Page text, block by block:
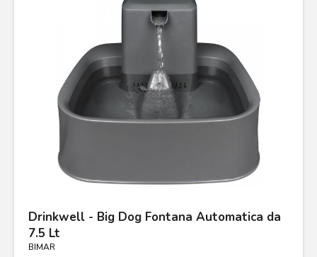
Drinkwell - Big Dog Fontana Automatica da
7.5 Lt
BIMAR